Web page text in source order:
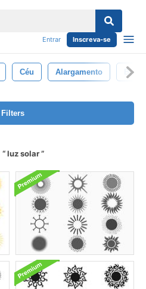
Entrar Inscreva-se
Céu Alargamento
Filters
luz solar